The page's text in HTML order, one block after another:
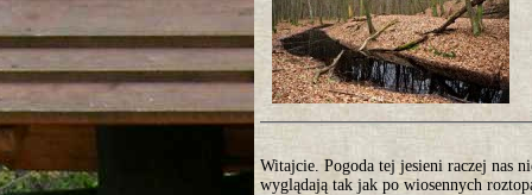
Witajcie. Pogoda tej jesieni raczej nas
wyglądają tak jak po wiosennych